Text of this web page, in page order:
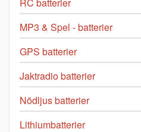
MP3 & Spel - batterier
GPS batterier
Jaktradio batterier
Nödljus batterier
Lithiumbatterier